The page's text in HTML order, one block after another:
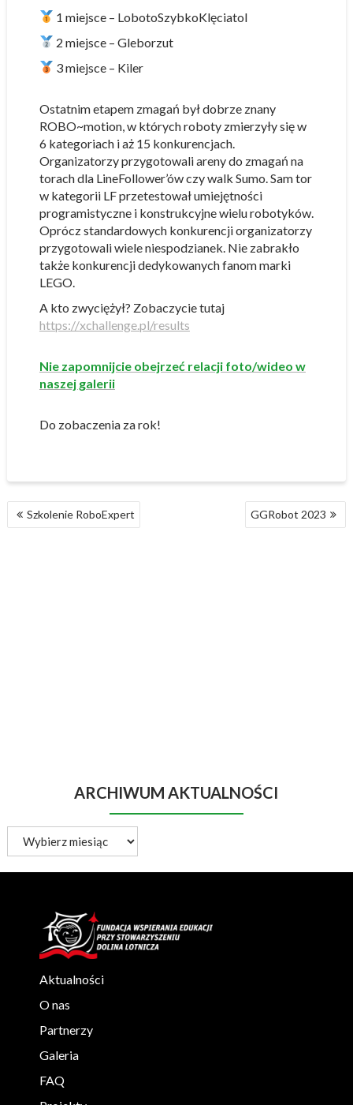
1 miejsce – LobotoSzybkoKlęciatol
2 miejsce – Gleborzut
3 miejsce – Kiler
Ostatnim etapem zmagań był dobrze znany
ROBO~motion, w których roboty zmierzyły się w
6 kategoriach i aż 15 konkurencjach.
Organizatorzy przygotowali areny do zmagań na
torach dla LineFollower’ów czy walk Sumo. Sam tor
w kategorii LF przetestował umiejętności
programistyczne i konstrukcyjne wielu robotyków.
Oprócz standardowych konkurencji organizatorzy
przygotowali wiele niespodzianek. Nie zabrakło
także konkurencji dedykowanych fanom marki
LEGO.
A kto zwyciężył? Zobaczycie tutaj
https://xchallenge.pl/results
Nie zapomnijcie obejrzeć relacji foto/wideo w
naszej galerii
Do zobaczenia za rok!
NAWIGACJA
WPISU
Szkolenie RoboExpert GGRobot 2023
ARCHIWUM AKTUALNOŚCI
aktualności
Aktualności
O nas
Partnerzy
Galeria
FAQ